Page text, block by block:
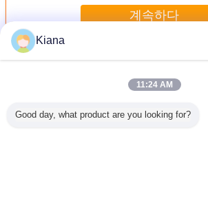
계속하다
더 많은 것
Kiana
11:24 AM
Good day, what product are you looking for?